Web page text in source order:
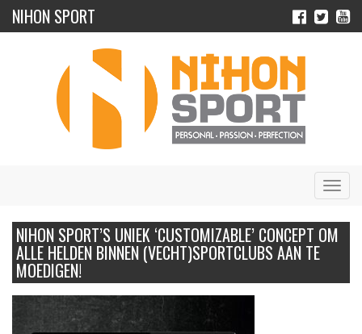
NIHON SPORT
NIHON SPORT’S UNIEK ‘CUSTOMIZABLE’ CONCEPT OM
ALLE HELDEN BINNEN (VECHT)SPORTCLUBS AAN TE
MOEDIGEN!